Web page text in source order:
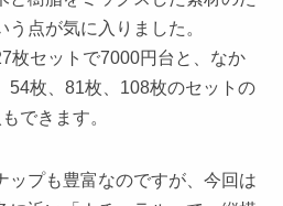
点が気に入りました。
枚セットで7000円台と、なか
54枚、81枚、108枚のセットの
できます。
ップも豊富なのですが、今回は